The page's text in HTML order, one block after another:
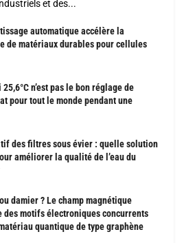
et des...
automatique accélère la
de matériaux durables pour cellules
n’est pas le bon réglage de
pour tout le monde pendant une
des filtres sous évier : quelle solution
améliorer la qualité de l’eau du
damier ? Le champ magnétique
des motifs électroniques concurrents
quantique de type graphène